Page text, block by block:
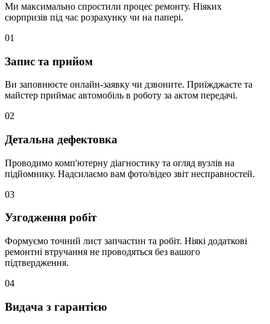
Ми максимально спростили процес ремонту. Ніяких
сюрпризів під час розрахунку чи на папері.
01
Запис та прийом
Ви заповнюєте онлайн-заявку чи дзвоните. Приїжджаєте та
майстер приймає автомобіль в роботу за актом передачі.
02
Детальна дефектовка
Проводимо комп'ютерну діагностику та огляд вузлів на
підйомнику. Надсилаємо вам фото/відео звіт несправностей.
03
Узгодження робіт
Формуємо точний лист запчастин та робіт. Ніякі додаткові
ремонтні втручання не проводяться без вашого
підтвердження.
04
Видача з гарантією